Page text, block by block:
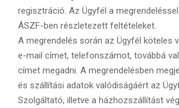
regisztráció. Az Ügyfél a
ÁSZF-ben részletezett feltételeket.
A megrendelés során az Ügyfél köteles
e-mail címet, telefonszámot, továbbá
címet megadni. A megrendelésben
és szállítási adatok valódiságáért az
Szolgáltató, illetve a házhozszállítást